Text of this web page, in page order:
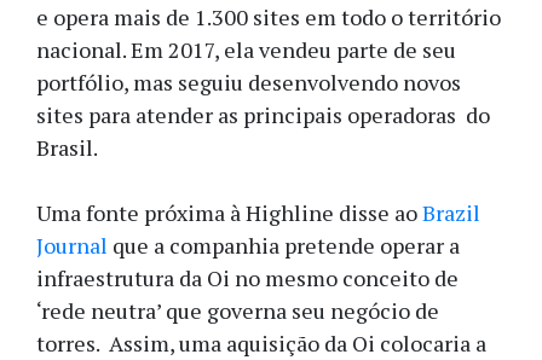
e opera mais de 1.300 sites em todo o território
nacional. Em 2017, ela vendeu parte de seu
portfólio, mas seguiu desenvolvendo novos
sites para atender as principais operadoras do
Brasil.
Uma fonte próxima à Highline disse aoBrazil
Journal que a companhia pretende operar a
infraestrutura da Oi no mesmo conceito de
‘rede neutra’ que governa seu negócio de
torres. Assim, uma aquisição da Oi colocaria a